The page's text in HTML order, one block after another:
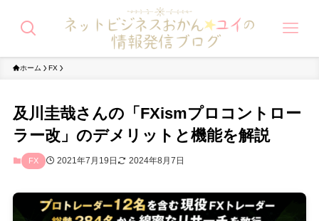
ホーム FX
及川圭哉さんの「FXismプロコントロー
ラー改」のデメリットと機能を解説
FX 2021年7月19日 2024年8月7日